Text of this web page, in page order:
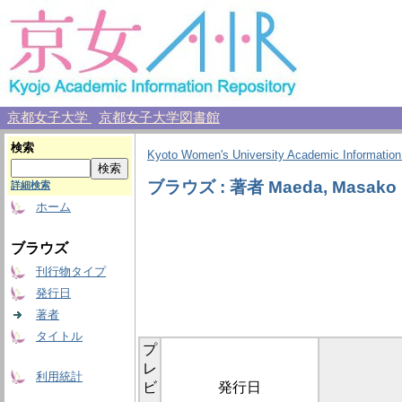
京都女子大学 京都女子大学図書館
検索
詳細検索
ホーム
ブラウズ
刊行物タイプ
発行日
著者
タイトル
利用統計
Kyoto Women's University Academic
ブラウズ : 著者 Maeda, Masako
プ
レ
ビ
発行日